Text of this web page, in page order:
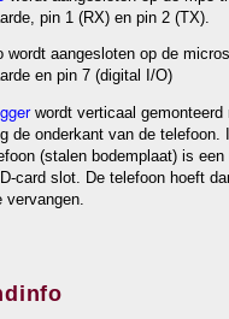
pin 1 (RX) en pin 2 (TX).
wordt aangesloten op de
en pin 7 (digital I/O)
wordt verticaal gemonteerd
de onderkant van de telefoon.
(stalen bodemplaat) is
card slot. De telefoon hoeft
vervangen.